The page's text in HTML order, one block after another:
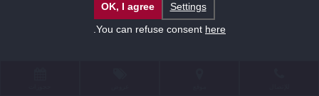
Settings
OK, I agree
You can refuse consent here
.